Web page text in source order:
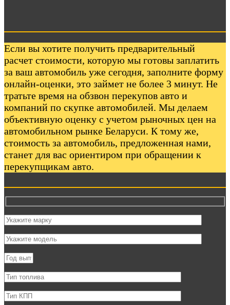
Если вы хотите получить предварительный
расчет стоимости, которую мы готовы заплатить
за ваш автомобиль уже сегодня, заполните форму
онлайн-оценки, это займет не более 3 минут. Не
тратьте время на обзвон перекупов авто и
компаний по скупке автомобилей. Мы делаем
объективную оценку с учетом рыночных цен на
автомобильном рынке Беларуси. К тому же,
стоимость за автомобиль, предложенная нами,
станет для вас ориентиром при обращении к
перекупщикам авто.